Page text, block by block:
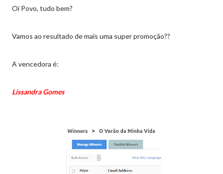
Oi Povo, tudo bem?
Vamos ao resultado de mais uma super promoção??
A vencedora é:
Lissandra Gomes